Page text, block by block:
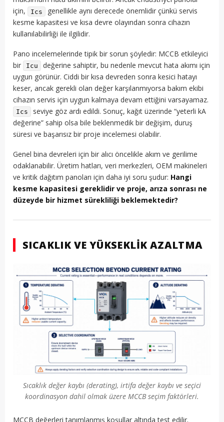
için,
Ics
genellikle aynı derecede önemlidir çünkü servis
kesme kapasitesi ve kısa devre olayından sonra cihazın
kullanılabilirliği ile ilgilidir.
Pano incelemelerinde tipik bir sorun şöyledir: MCCB etkileyici
bir
Icu
değerine sahiptir, bu nedenle mevcut hata akımı için
uygun görünür. Ciddi bir kısa devreden sonra kesici hatayı
keser, ancak gerekli olan değer karşılanmıyorsa bakım ekibi
cihazın servis için uygun kalmaya devam ettiğini varsayamaz.
Ics
seviye göz ardı edildi. Sonuç, kağıt üzerinde “yeterli kA
değerine” sahip olsa bile beklenmedik bir değişim, duruş
süresi ve başarısız bir proje incelemesi olabilir.
Genel bina devreleri için bir alıcı öncelikle akım ve gerilime
odaklanabilir. Üretim hatları, veri merkezleri, OEM makineleri
ve kritik dağıtım panoları için daha iyi soru şudur: Hangi
kesme kapasitesi gereklidir ve proje, arıza sonrası ne
düzeyde bir hizmet sürekliliği beklemektedir?
SICAKLIK VE YÜKSEKLIK AZALTMA
Sıcaklık değer kaybı (derating), irtifa değer kaybı ve seçici
koordinasyon dahil olmak üzere MCCB seçim faktörleri.
MCCB değerleri tanımlanmış koşullar altında test edilir.